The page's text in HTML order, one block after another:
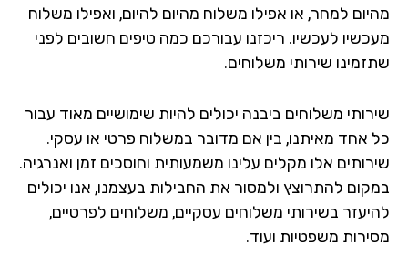
למחר, או אפילו משלוח מהיום להיום, ואפילו משלוח
לעכשיו. ריכזנו עבורכם כמה טיפים חשובים לפני
שירותי משלוחים.
משלוחים ביבנה יכולים להיות שימושיים מאוד עבור
אחד מאיתנו, בין אם מדובר במשלוח פרטי או עסקי.
אלו מקלים עלינו משמעותית וחוסכים זמן ואנרגיה.
להתרוצץ ולמסור את החבילות בעצמנו, אנו יכולים
בשירותי משלוחים עסקיים, משלוחים לפרטיים,
משפטיות ועוד.